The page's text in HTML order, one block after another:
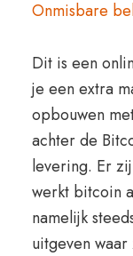
Onmisbare
Dit is een
je een extra
opbouwen
achter de
levering. Er
werkt bitcoin
namelijk
uitgeven